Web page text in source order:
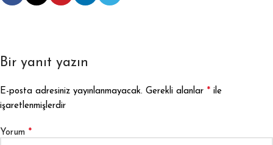
Bir yanıt yazın
E-posta adresiniz yayınlanmayacak. Gerekli alanlar * ile
işaretlenmişlerdir
Yorum *